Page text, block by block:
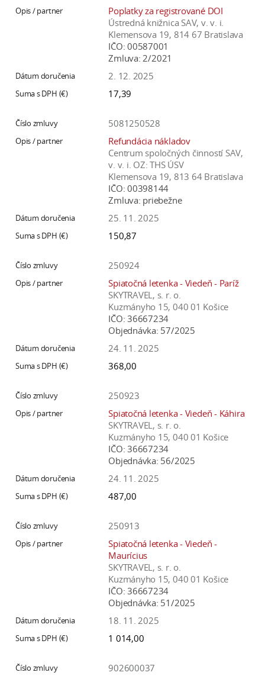
Poplatky za registrované DOI
Ústredná knižnica SAV, v. v. i.
Klemensova 19, 814 67 Bratislava
IČO: 00587001
Zmluva: 2/2021
2. 12. 2025
17,39
5081250528
Refundácia nákladov
Centrum spoločných činností SAV,
v. v. i. OZ: THS ÚSV
Klemensova 19, 813 64 Bratislava
IČO: 00398144
Zmluva: priebežne
25. 11. 2025
150,87
250924
Spiatočná letenka - Viedeň - Paríž
SKYTRAVEL, s. r. o.
Kuzmányho 15, 040 01 Košice
IČO: 36667234
Objednávka: 57/2025
24. 11. 2025
368,00
250923
Spiatočná letenka - Viedeň - Káhira
SKYTRAVEL, s. r. o.
Kuzmányho 15, 040 01 Košice
IČO: 36667234
Objednávka: 56/2025
24. 11. 2025
487,00
250913
Spiatočná letenka - Viedeň -
Maurícius
SKYTRAVEL, s. r. o.
Kuzmányho 15, 040 01 Košice
IČO: 36667234
Objednávka: 51/2025
18. 11. 2025
1 014,00
902600037